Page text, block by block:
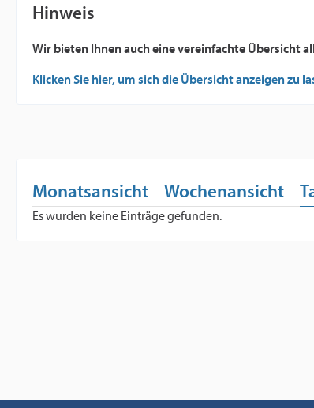
Hinweis
Wir bieten Ihnen auch eine vereinfachte Übersicht
Klicken Sie hier, um sich die Übersicht anzeigen zu
Monatsansicht Wochenansicht
Es wurden keine Einträge gefunden.